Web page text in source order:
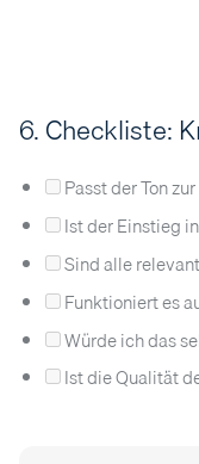
6. Checkliste:
Passt der Ton
Ist der Einstieg
Sind alle
Funktioniert es
Würde ich das
Ist die Qualität